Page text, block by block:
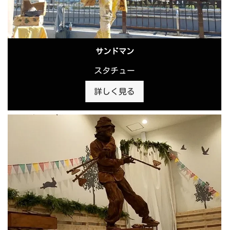
サンドマン
スタチュー
詳しく見る